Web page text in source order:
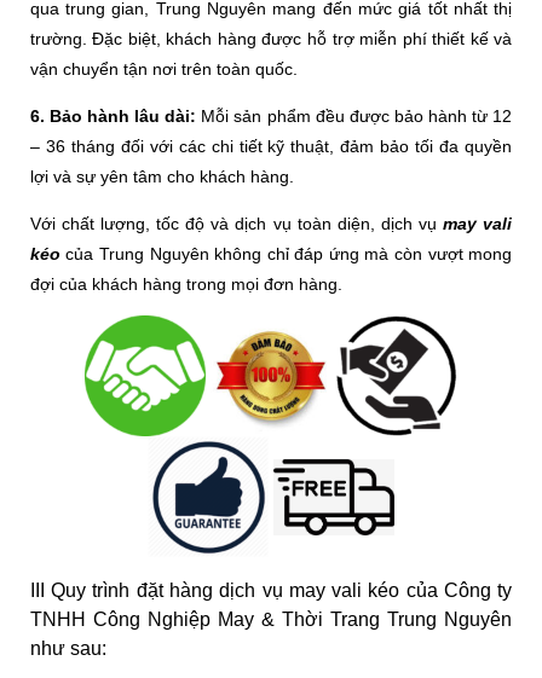
qua trung gian, Trung Nguyên mang đến mức giá tốt nhất thị
trường. Đặc biệt, khách hàng được hỗ trợ miễn phí thiết kế và
vận chuyển tận nơi trên toàn quốc.
6. Bảo hành lâu dài: Mỗi sản phẩm đều được bảo hành từ 12
– 36 tháng đối với các chi tiết kỹ thuật, đảm bảo tối đa quyền
lợi và sự yên tâm cho khách hàng.
Với chất lượng, tốc độ và dịch vụ toàn diện, dịch vụmay vali
kéo của Trung Nguyên không chỉ đáp ứng mà còn vượt mong
đợi của khách hàng trong mọi đơn hàng.
III Quy trình đặt hàng dịch vụ may vali kéo của Công ty
TNHH Công Nghiệp May & Thời Trang Trung Nguyên
như sau: